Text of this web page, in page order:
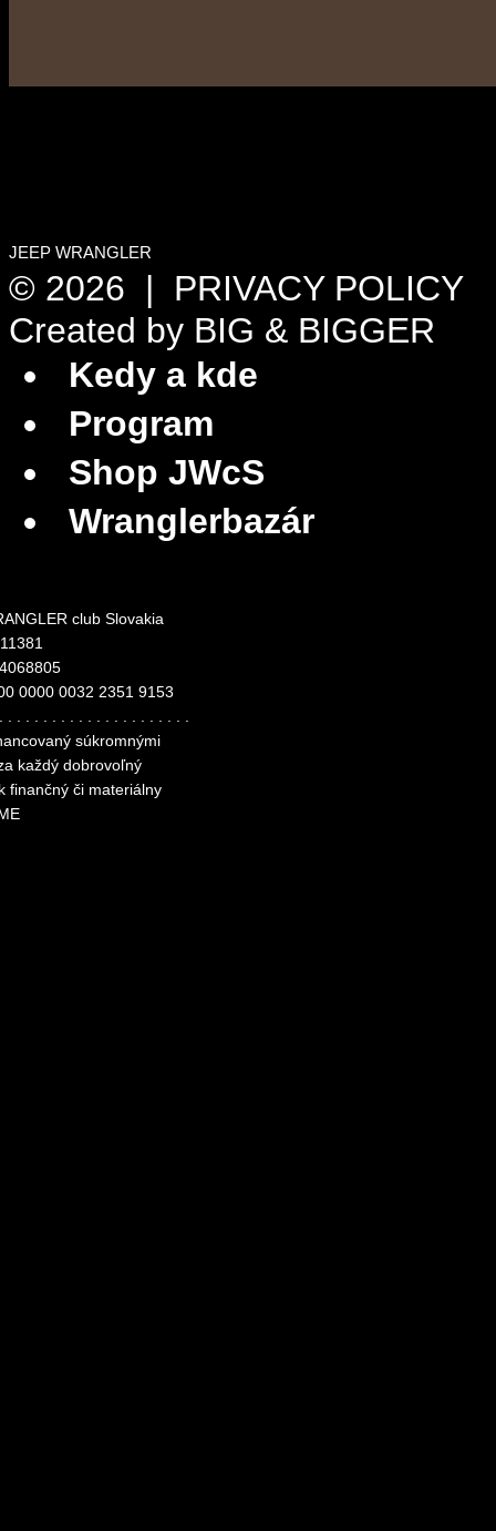
JEEP WRANGLER
© 2026 | PRIVACY POLICY
Created by BIG & BIGGER
Kedy a kde
Program
Shop JWcS
Wranglerbazár
club Slovakia
0000 0032 2351 9153
súkromnými
každý dobrovoľný
finančný či materiálny